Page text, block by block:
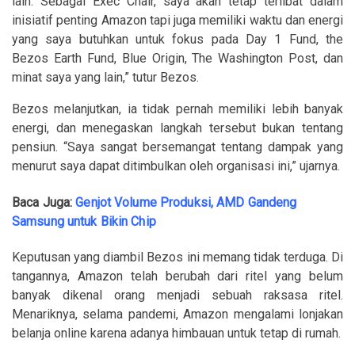
inisiatif penting Amazon tapi juga memiliki waktu dan energi
yang saya butuhkan untuk fokus pada Day 1 Fund, the
Bezos Earth Fund, Blue Origin, The Washington Post, dan
minat saya yang lain,” tutur Bezos.
Bezos melanjutkan, ia tidak pernah memiliki lebih banyak
energi, dan menegaskan langkah tersebut bukan tentang
pensiun. “Saya sangat bersemangat tentang dampak yang
menurut saya dapat ditimbulkan oleh organisasi ini,” ujarnya.
Baca Juga:Genjot Volume Produksi, AMD Gandeng
Samsung untuk Bikin Chip
Keputusan yang diambil Bezos ini memang tidak terduga. Di
tangannya, Amazon telah berubah dari ritel yang belum
banyak dikenal orang menjadi sebuah raksasa ritel.
Menariknya, selama pandemi, Amazon mengalami lonjakan
belanja online karena adanya himbauan untuk tetap di rumah.